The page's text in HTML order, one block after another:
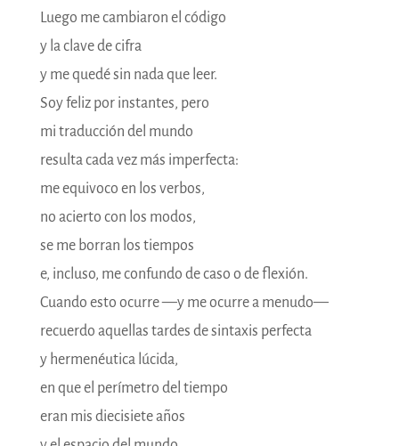
Luego me cambiaron el código
y la clave de cifra
y me quedé sin nada que leer.
Soy feliz por instantes, pero
mi traducción del mundo
resulta cada vez más imperfecta:
me equivoco en los verbos,
no acierto con los modos,
se me borran los tiempos
e, incluso, me confundo de caso o de flexión.
Cuando esto ocurre ―y me ocurre a menudo―
recuerdo aquellas tardes de sintaxis perfecta
y hermenéutica lúcida,
en que el perímetro del tiempo
eran mis diecisiete años